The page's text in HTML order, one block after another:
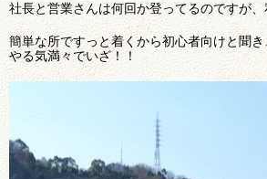
社長と営業さんは何回か登ってるのですが
簡単な所ですっと着くから初心者向けと聞
やる気満々でいざ！！